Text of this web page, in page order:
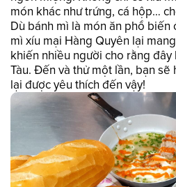
món khác như trứng, cá hộp…
Dù bánh mì là món ăn phổ biến
mì xíu mại Hàng Quyên lại
khiến nhiều người cho rằng đây
Tàu. Đến và thử một lần, bạn sẽ
lại được yêu thích đến vậy!